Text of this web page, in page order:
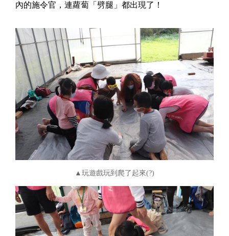
內的施令官，連蘿蔔「劈腿」都出現了！
▲玩遊戲玩到爬了起來(?)